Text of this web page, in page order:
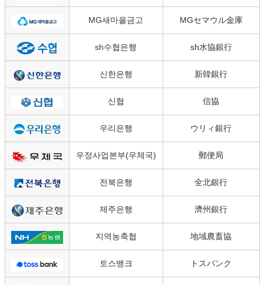
MG새마을금고 MGセマウル金庫
sh수협은행 sh水協銀行
신한은행 新韓銀行
신협 信協
우리은행 ウリィ銀行
우정사업본부(우체국) 郵便局
전북은행 全北銀行
제주은행 濟州銀行
지역농축협 地域農畜協
토스뱅크 トスバンク